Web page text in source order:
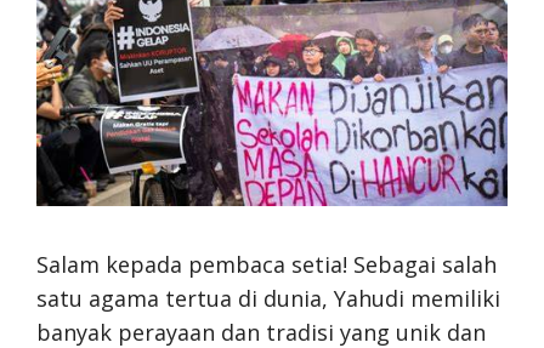
Salam kepada pembaca setia! Sebagai salah
satu agama tertua di dunia, Yahudi memiliki
banyak perayaan dan tradisi yang unik dan